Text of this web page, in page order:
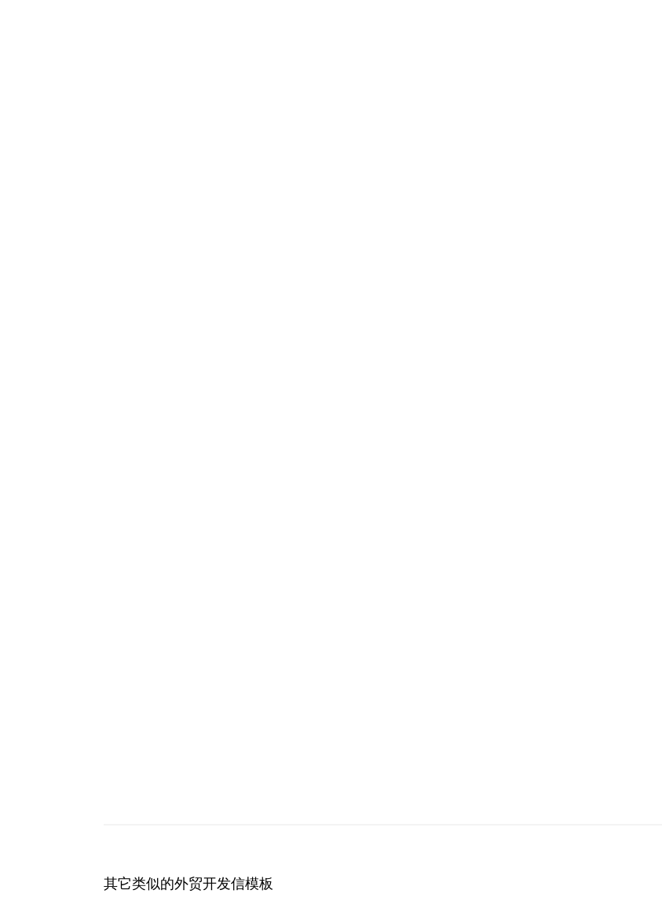
其它类似的外贸开发信模板